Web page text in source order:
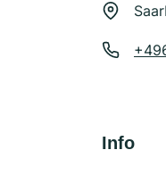
Info